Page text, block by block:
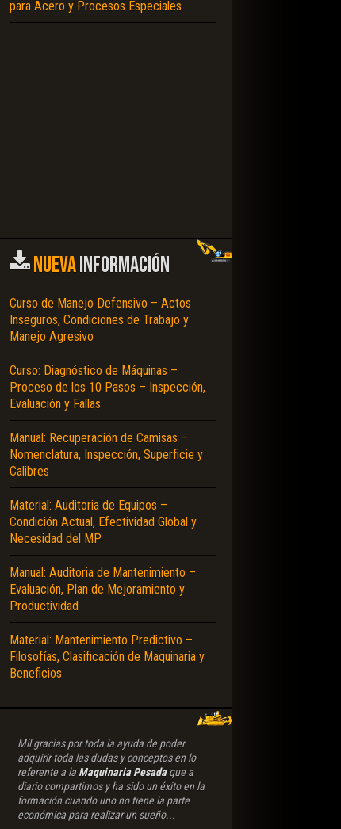
para Acero y Procesos Especiales
NUEVAINFORMACIÓN
Curso de Manejo Defensivo – Actos
Inseguros, Condiciones de Trabajo y
Manejo Agresivo
Curso: Diagnóstico de Máquinas –
Proceso de los 10 Pasos – Inspección,
Evaluación y Fallas
Manual: Recuperación de Camisas –
Nomenclatura, Inspección, Superficie y
Calibres
Material: Auditoria de Equipos –
Condición Actual, Efectividad Global y
Necesidad del MP
Manual: Auditoria de Mantenimiento –
Evaluación, Plan de Mejoramiento y
Productividad
Material: Mantenimiento Predictivo –
Filosofías, Clasificación de Maquinaria y
Beneficios
Mil gracias por toda la ayuda de poder
adquirir toda las dudas y conceptos en lo
referente a la Maquinaria Pesadaque a
diario compartimos y ha sido un éxito en la
formación cuando uno no tiene la parte
económica para realizar un sueño...